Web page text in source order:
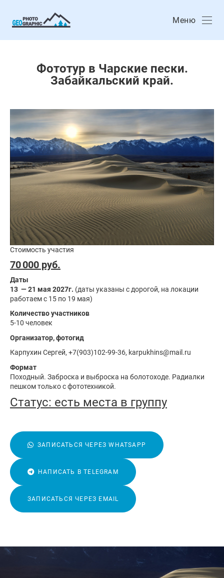
Меню
Фототур в Чарские пески.
Забайкальский край.
Стоимость участия
70 000 руб.
Даты
13 — 21 мая 2027г. (даты указаны с дорогой, на локации
работаем с 15 по 19 мая)
Количество участников
5-10 человек
Организатор, фотогид
Карпухин Сергей, +7(903)102-99-36, karpukhins@mail.ru
Формат
Походный. Заброска и выброска на болотоходе. Радиалки
пешком только с фототехникой.
Статус: есть места в группу
ЗАПИСАТЬСЯ ЧЕРЕЗ WHATSAPP
НАПИСАТЬ В TELEGRAM
ЗАПИСАТЬСЯ ЧЕРЕЗ EMAIL